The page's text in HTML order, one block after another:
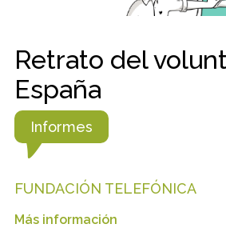
Retrato del
España
Informes
FUNDACIÓN TELEFÓNICA
Más información